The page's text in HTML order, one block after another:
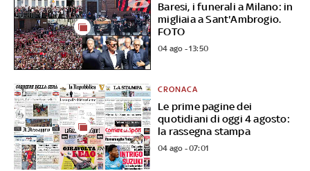
Baresi, i funerali a Milano: in
migliaia a Sant'Ambrogio.
FOTO
04 ago - 13:50
Le prime pagine dei
quotidiani di oggi 4 agosto:
la rassegna stampa
CRONACA
04 ago - 07:01